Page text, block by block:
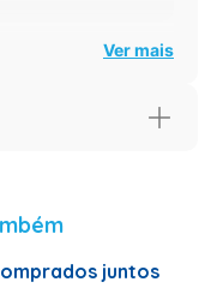
Ver mais
juntos